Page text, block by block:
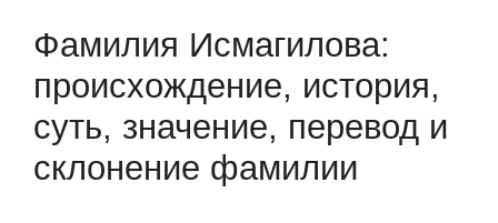
Фамилия Исмагилова:
происхождение, история,
суть, значение, перевод и
склонение фамилии